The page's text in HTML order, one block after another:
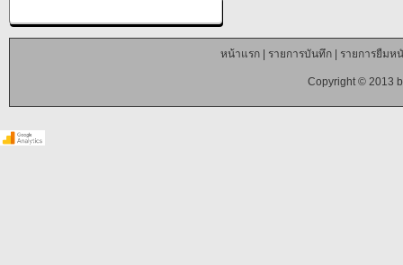
หน้าแรก| รายการบันทึก| รายการยืมห
Copyright © 2013